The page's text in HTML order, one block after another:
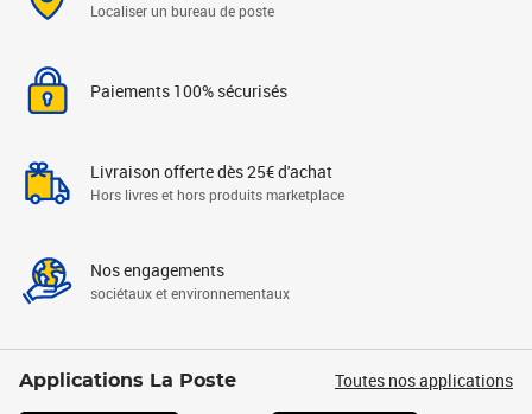
Localiser un bureau de poste
Paiements 100% sécurisés
Livraison offerte dès 25€ d'achat
Hors livres et hors produits marketplace
Nos engagements
sociétaux et environnementaux
Applications La Poste Toutes nos applications